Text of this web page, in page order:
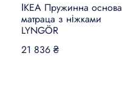
ІКЕА Пружинна основа
матраца з ніжками
LYNGÖR
21 836 ₴